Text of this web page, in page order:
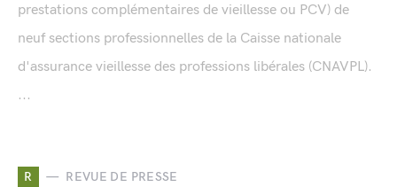
prestations complémentaires de vieillesse ou PCV) de
neuf sections professionnelles de la Caisse nationale
d'assurance vieillesse des professions libérales (CNAVPL).
...
R REVUE DE PRESSE